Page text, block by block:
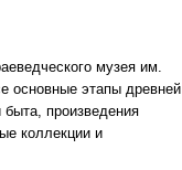
музея им.
основные этапы древней
произведения
коллекции и